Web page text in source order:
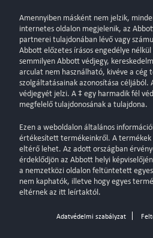
Amennyiben másként nem jelzik,
internetes oldalon megjelenik, az
partnerei tulajdonában lévő vagy
Abbott előzetes írásos engedélye
semmilyen Abbott védjegy,
arculat nem használható, kivéve a cég
szolgáltatásainak azonosítása
védjegyét jelzi. A ‡ egy harmadik fél
megfelelő tulajdonosának a tulajdona.
Ezen a weboldalon általános
értékesített termékeinkről. A termékek
eltérő lehet. Az adott országban
érdeklődjön az Abbott helyi
a nemzetközi oldalon feltüntetett
nem kaphatók, illetve hogy egyes
eltérnek az itt leírtaktól.
Adatvédelmi szabályzat